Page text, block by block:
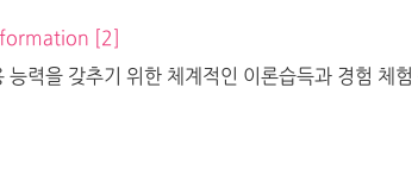
[2]
력을 갖추기 위한 체계적인 이론습득과 경험 체